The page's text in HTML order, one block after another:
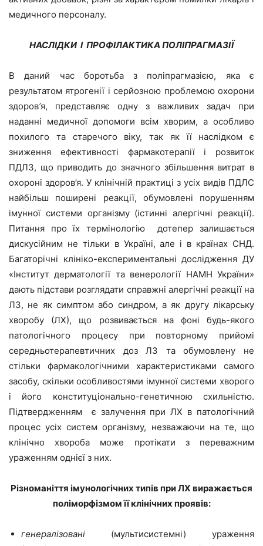
медичного персоналу.
НАСЛІДКИ І ПРОФІЛАКТИКА ПОЛІПРАГМАЗІЇ
В даний час боротьба з поліпрагмазією, яка є
результатом ятрогенії і серйозною проблемою охорони
здоров’я, представляє одну з важливих задач при
наданні медичної допомоги всім хворим, а особливо
похилого та старечого віку, так як її наслідком є
зниження ефективності фармакотерапії і розвиток
ПДЛЗ, що приводить до значного збільшення витрат в
охороні здоров’я. У клінічній практиці з усіх видів ПДЛС
найбільш поширені реакції, обумовлені порушенням
імунної системи організму (істинні алергічні реакції).
Питання про їх термінологію дотепер залишається
дискусійним не тільки в Україні, але і в країнах СНД.
Багаторічні клініко-експериментальні дослідження ДУ
«Інститут дерматології та венерології НАМН України»
дають підстави розглядати справжні алергічні реакції на
ЛЗ, не як симптом або синдром, а як другу лікарську
хворобу (ЛХ), що розвивається на фоні будь-якого
патологічного процесу при повторному прийомі
середньотерапевтичних доз ЛЗ та обумовлену не
стільки фармакологічними характеристиками самого
засобу, скільки особливостями імунної системи хворого
і його конституціонально-генетичною схильністю.
Підтвердженням є залучення при ЛХ в патологічний
процес усіх систем організму, незважаючи на те, що
клінічно хвороба може протікати з переважним
ураженням однієї з них.
Різноманіття імунологічних типів при ЛХ виражається
поліморфізмом її клінічних проявів:
генералізовані (мультисистемні) ураження